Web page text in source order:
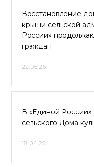
Восстановление
крыши сельской
России»
граждан
22.05.26
В «Единой России»
сельского Дома
18.04.25